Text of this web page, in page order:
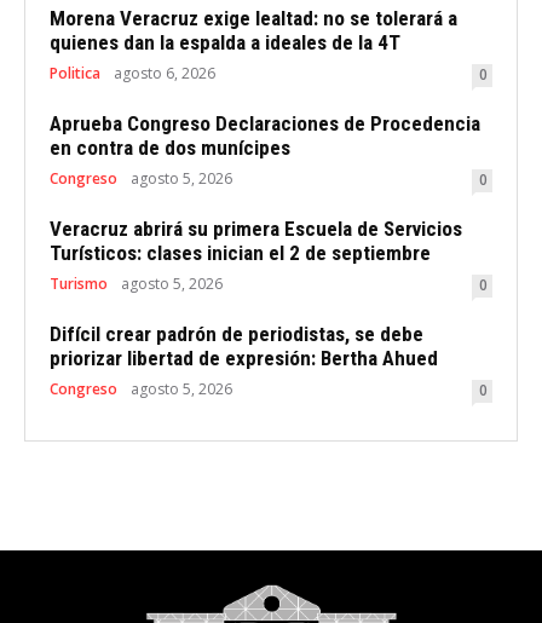
Morena Veracruz exige lealtad: no se tolerará a
quienes dan la espalda a ideales de la 4T
Politica agosto 6, 2026 0
Aprueba Congreso Declaraciones de Procedencia
en contra de dos munícipes
Congreso agosto 5, 2026 0
Veracruz abrirá su primera Escuela de Servicios
Turísticos: clases inician el 2 de septiembre
Turismo agosto 5, 2026 0
Difícil crear padrón de periodistas, se debe
priorizar libertad de expresión: Bertha Ahued
Congreso agosto 5, 2026 0